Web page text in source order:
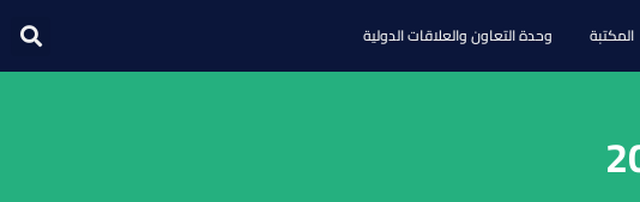
المكتبة وحدة التعاون والعلاقات الدولية